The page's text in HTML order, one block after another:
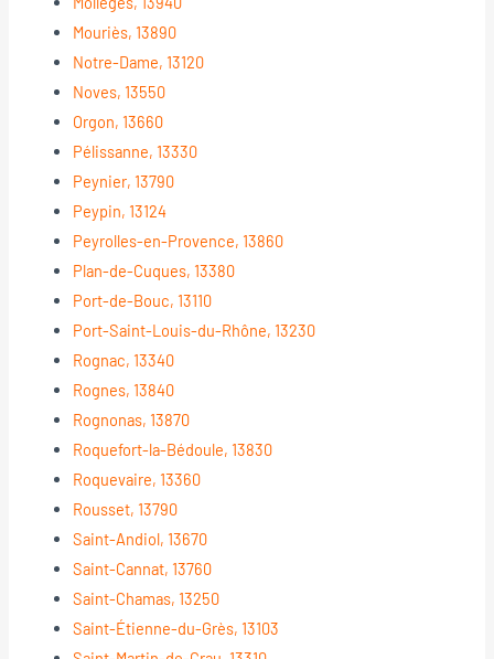
Mouriès, 13890
Notre-Dame, 13120
Noves, 13550
Orgon, 13660
Pélissanne, 13330
Peynier, 13790
Peypin, 13124
Peyrolles-en-Provence, 13860
Plan-de-Cuques, 13380
Port-de-Bouc, 13110
Port-Saint-Louis-du-Rhône, 13230
Rognac, 13340
Rognes, 13840
Rognonas, 13870
Roquefort-la-Bédoule, 13830
Roquevaire, 13360
Rousset, 13790
Saint-Andiol, 13670
Saint-Cannat, 13760
Saint-Chamas, 13250
Saint-Étienne-du-Grès, 13103